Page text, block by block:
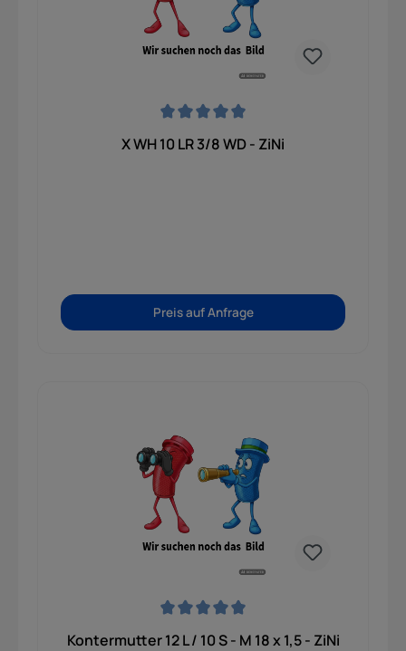
X WH 10 LR 3/8 WD - ZiNi
Preis auf Anfrage
Kontermutter 12 L / 10 S - M 18 x 1,5 - ZiNi